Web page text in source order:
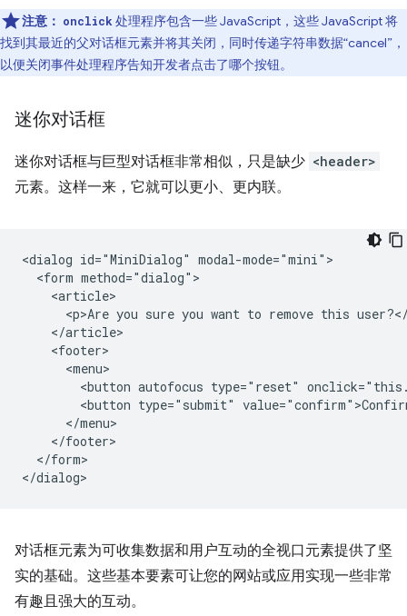
注意： onclick 处理程序包含一些 JavaScript，这些 JavaScript 将
找到其最近的父对话框元素并将其关闭，同时传递字符串数据“cancel”，
以便关闭事件处理程序告知开发者点击了哪个按钮。
迷你对话框
迷你对话框与巨型对话框非常相似，只是缺少 <header>
元素。这样一来，它就可以更小、更内联。
<dialog id="MiniDialog" modal-mode="mini">
  <form method="dialog">
    <article>
<p>Are you sure you want to remove this
    </article>
    <footer>
      <menu>
<button autofocus type="reset"
<button type="submit"
      </menu>
    </footer>
  </form>
对话框元素为可收集数据和用户互动的全视口元素提供了坚
实的基础。这些基本要素可让您的网站或应用实现一些非常
有趣且强大的互动。